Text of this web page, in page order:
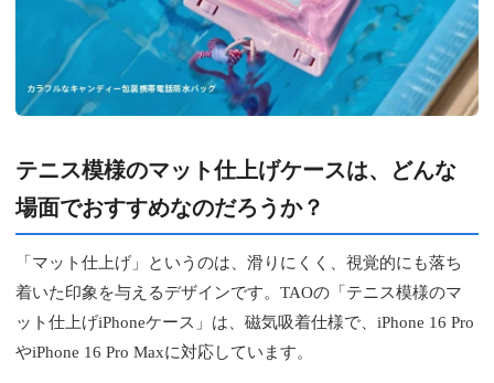
テニス模様のマット仕上げケースは、どんな
場面でおすすめなのだろうか？
「マット仕上げ」というのは、滑りにくく、視覚的にも落ち
着いた印象を与えるデザインです。TAOの「テニス模様のマ
ット仕上げiPhoneケース」は、磁気吸着仕様で、iPhone 16 Pro
やiPhone 16 Pro Maxに対応しています。